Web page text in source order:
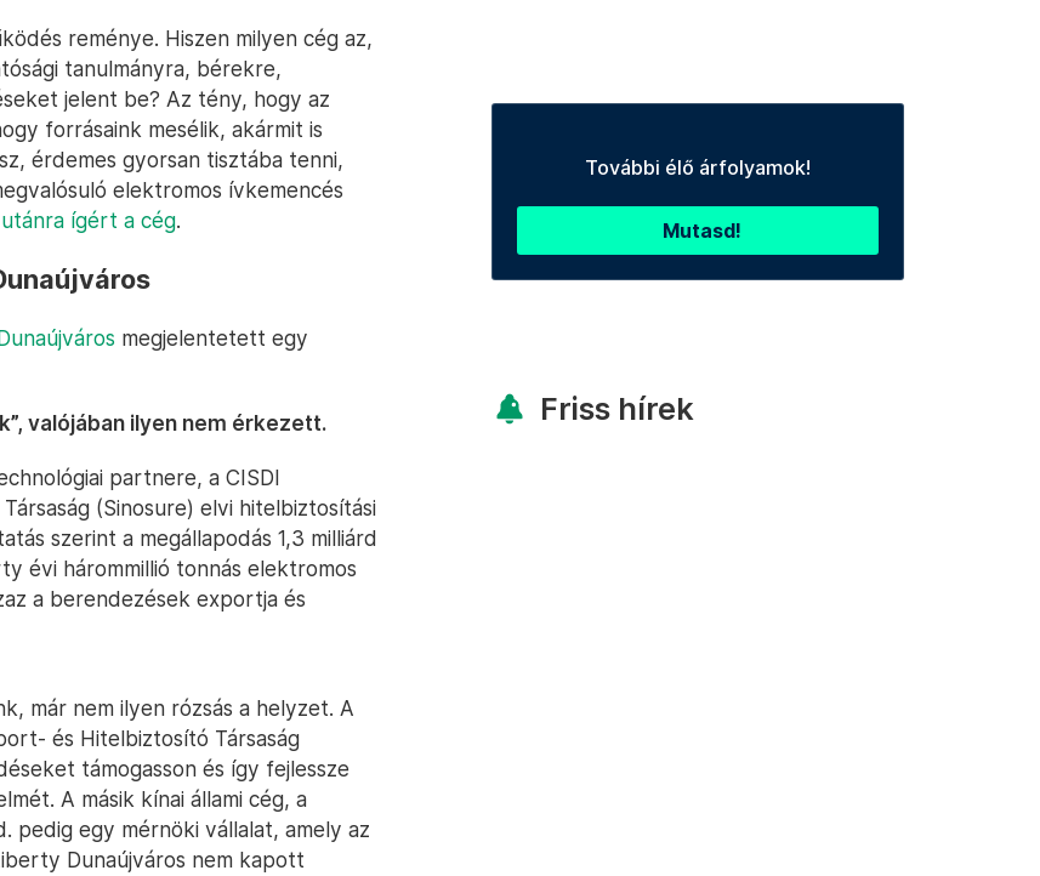
reménye. Hiszen milyen cég az,
tanulmányra, bérekre,
jelent be? Az tény, hogy az
forrásaink mesélik, akármit is
érdemes gyorsan tisztába tenni,
elektromos ívkemencés
ígért a cég.
megjelentetett egy
valójában ilyen nem érkezett.
partnere, a CISDI
(Sinosure) elvi hitelbiztosítási
szerint a megállapodás 1,3 milliárd
évi hárommillió tonnás elektromos
a berendezések exportja és
már nem ilyen rózsás a helyzet. A
és Hitelbiztosító Társaság
támogasson és így fejlessze
A másik kínai állami cég, a
pedig egy mérnöki vállalat, amely az
Dunaújváros nem kapott
További élő árfolyamok!
Mutasd!
Friss hírek